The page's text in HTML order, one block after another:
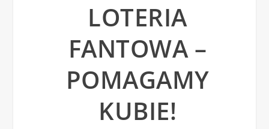
LOTERIA
FANTOWA –
POMAGAMY
KUBIE!